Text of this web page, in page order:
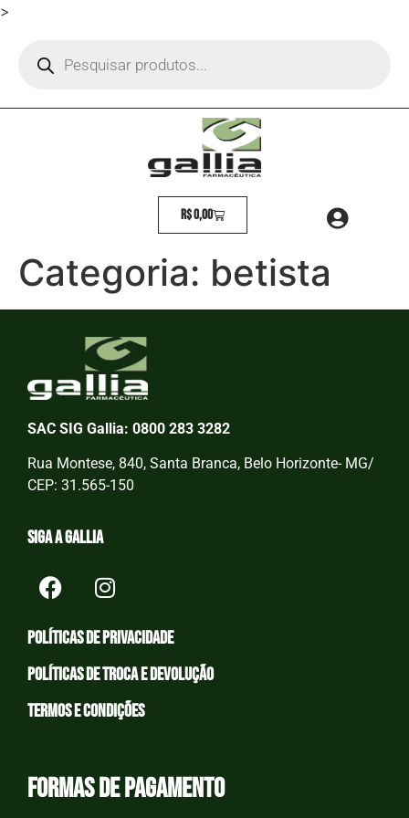
>
R$0,00
Categoria: betista
SAC SIG Gallia: 0800 283 3282
Rua Montese, 840, Santa Branca, Belo Horizonte- MG/
CEP: 31.565-150
Siga a Gallia
Políticas de privacidade
Políticas de Troca e devolução
Termos e condições
Formas de Pagamento